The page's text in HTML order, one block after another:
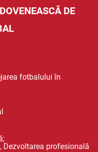
DE
fotbalului în
Dezvoltarea profesională